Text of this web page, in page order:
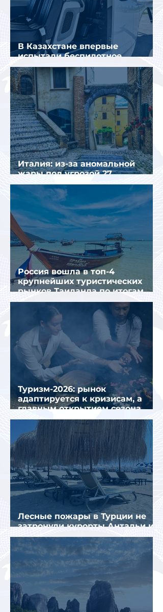
В Казахстане впервые
испытали беспилотное
аэротакси с пассажирами
Италия: из-за аномальной
жары под угрозой 27
крупнейших городов
Россия вошла в топ-4
крупнейших туристических
рынков Таиланда по итогам
семи месяцев 2026 года
Туризм-2026: рынок
адаптируется к кризисам, а
главным открытием сезона
стал Вьетнам
Лесные пожары в Турции не
затронули курорты Антальи и
Муглы